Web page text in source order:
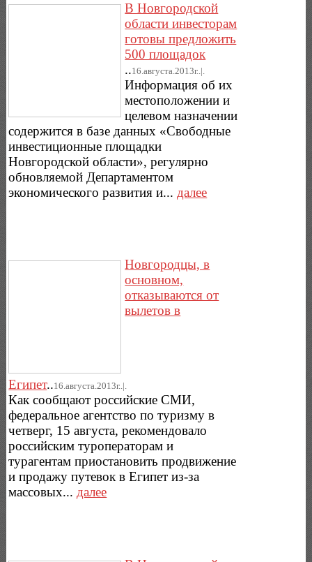
В Новгородской
области инвесторам
готовы предложить
500 площадок
..16.августа.2013г..|.
Информация об их
местоположении и
целевом назначении
содержится в базе данных «Свободные
инвестиционные площадки
Новгородской области», регулярно
обновляемой Департаментом
экономического развития и... далее
Новгородцы, в
основном,
отказываются от
вылетов в
Египет..16.августа.2013г..|.
Как сообщают российские СМИ,
федеральное агентство по туризму в
четверг, 15 августа, рекомендовало
российским туроператорам и
турагентам приостановить продвижение
и продажу путевок в Египет из-за
массовых...далее